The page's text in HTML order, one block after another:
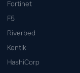
Fortinet
F5
Riverbed
Kentik
HashiCorp